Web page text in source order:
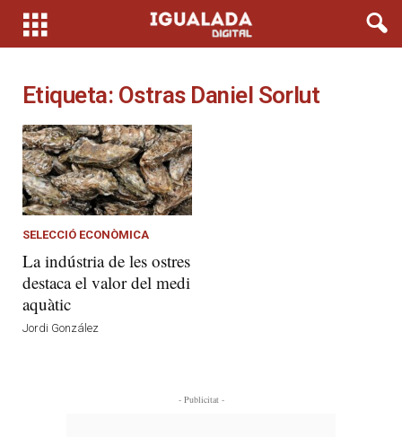
Etiqueta: Ostras Daniel Sorlut
SELECCIÓ ECONÒMICA
La indústria de les ostres
destaca el valor del medi
aquàtic
Jordi González
- Publicitat -